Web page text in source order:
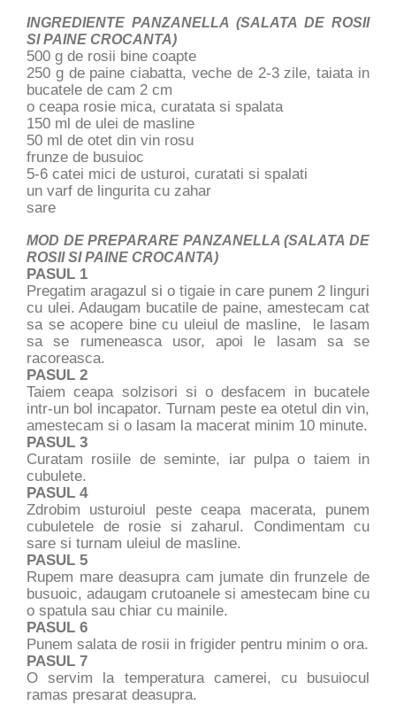
INGREDIENTE PANZANELLA (SALATA DE ROSII
SI PAINE CROCANTA)
500 g de rosii bine coapte
250 g de paine ciabatta, veche de 2-3 zile, taiata in
bucatele de cam 2 cm
o ceapa rosie mica, curatata si spalata
150 ml de ulei de masline
50 ml de otet din vin rosu
frunze de busuioc
5-6 catei mici de usturoi, curatati si spalati
un varf de lingurita cu zahar
sare
MOD DE PREPARARE PANZANELLA (SALATA DE
ROSII SI PAINE CROCANTA)
PASUL 1
Pregatim aragazul si o tigaie in care punem 2 linguri
cu ulei. Adaugam bucatile de paine, amestecam cat
sa se acopere bine cu uleiul de masline, le lasam
sa se rumeneasca usor, apoi le lasam sa se
racoreasca.
PASUL 2
Taiem ceapa solzisori si o desfacem in bucatele
intr-un bol incapator. Turnam peste ea otetul din vin,
amestecam si o lasam la macerat minim 10 minute.
PASUL 3
Curatam rosiile de seminte, iar pulpa o taiem in
cubulete.
PASUL 4
Zdrobim usturoiul peste ceapa macerata, punem
cubuletele de rosie si zaharul. Condimentam cu
sare si turnam uleiul de masline.
PASUL 5
Rupem mare deasupra cam jumate din frunzele de
busuoic, adaugam crutoanele si amestecam bine cu
o spatula sau chiar cu mainile.
PASUL 6
Punem salata de rosii in frigider pentru minim o ora.
PASUL 7
O servim la temperatura camerei, cu busuiocul
ramas presarat deasupra.